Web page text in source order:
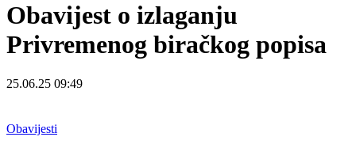
Obavijest o izlaganju
Privremenog biračkog popisa
25.06.25 09:49
Obavijesti